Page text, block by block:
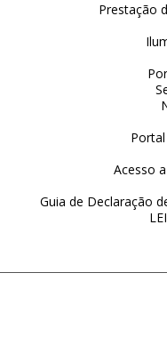
Prestação
Acesso
Guia de Declaração